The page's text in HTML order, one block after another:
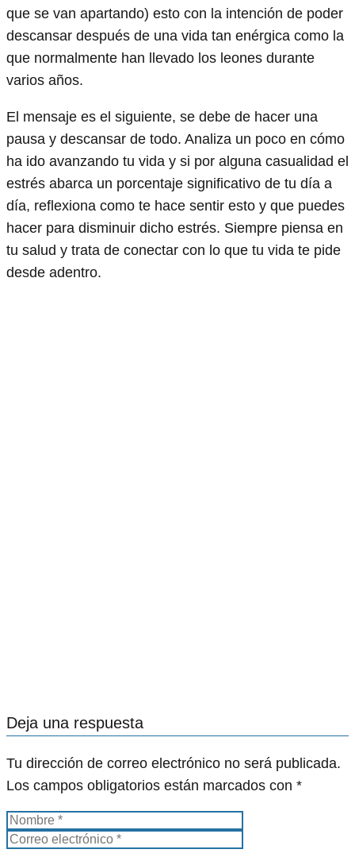
que se van apartando) esto con la intención de poder
descansar después de una vida tan enérgica como la
que normalmente han llevado los leones durante
varios años.
El mensaje es el siguiente, se debe de hacer una
pausa y descansar de todo. Analiza un poco en cómo
ha ido avanzando tu vida y si por alguna casualidad el
estrés abarca un porcentaje significativo de tu día a
día, reflexiona como te hace sentir esto y que puedes
hacer para disminuir dicho estrés. Siempre piensa en
tu salud y trata de conectar con lo que tu vida te pide
desde adentro.
Deja una respuesta
Tu dirección de correo electrónico no será publicada.
Los campos obligatorios están marcados con *